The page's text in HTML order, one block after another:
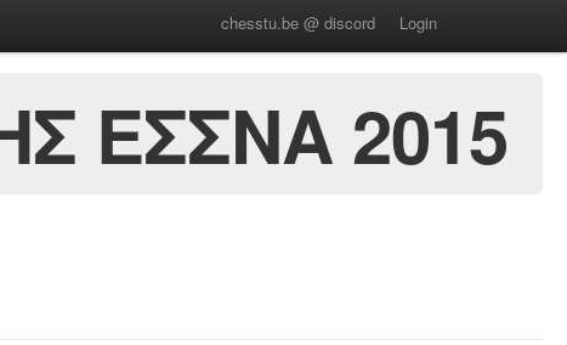
chesstu.be @ discord Login
ΕΣΣΝΑ 2015